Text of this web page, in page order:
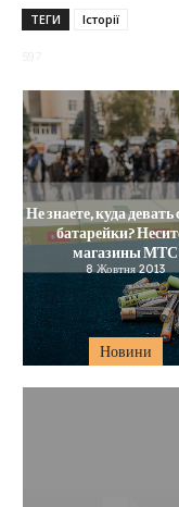
ТЕГИ Історії
Новини
Не знаете, куда
батарейки?
магазины МТС
8 Жовтня 2013